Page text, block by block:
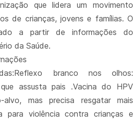
que lidera um movimento
de crianças, jovens e famílias. O
a partir de informações do
da Saúde.
branco nos olhos:
assusta pais .Vacina do HPV
alvo, mas precisa resgatar mais
para violência contra crianças e